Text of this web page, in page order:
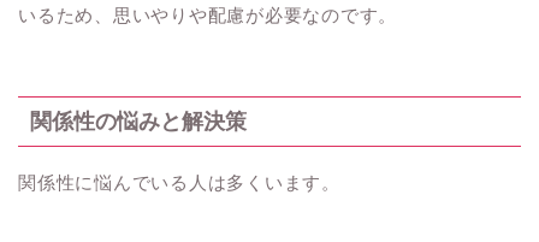
いるため、思いやりや配慮が必要なのです。
関係性の悩みと解決策
関係性に悩んでいる人は多くいます。